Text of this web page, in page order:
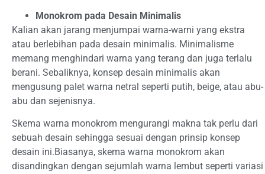
Monokrom pada Desain Minimalis
Kalian akan jarang menjumpai warna-warni yang ekstra
atau berlebihan pada desain minimalis. Minimalisme
memang menghindari warna yang terang dan juga terlalu
berani. Sebaliknya, konsep desain minimalis akan
mengusung palet warna netral seperti putih, beige, atau abu-
abu dan sejenisnya.
Skema warna monokrom mengurangi makna tak perlu dari
sebuah desain sehingga sesuai dengan prinsip konsep
desain ini.Biasanya, skema warna monokrom akan
disandingkan dengan sejumlah warna lembut seperti variasi